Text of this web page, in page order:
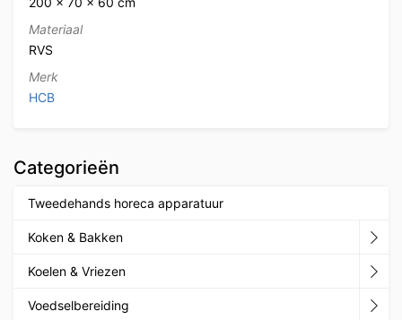
Materiaal
RVS
Merk
HCB
Categorieën
Tweedehands horeca apparatuur
Koken & Bakken
Koelen & Vriezen
Voedselbereiding